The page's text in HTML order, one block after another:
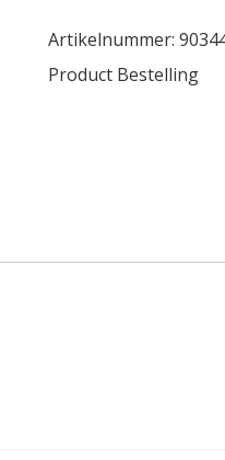
Artikelnummer:
Product Bestelling